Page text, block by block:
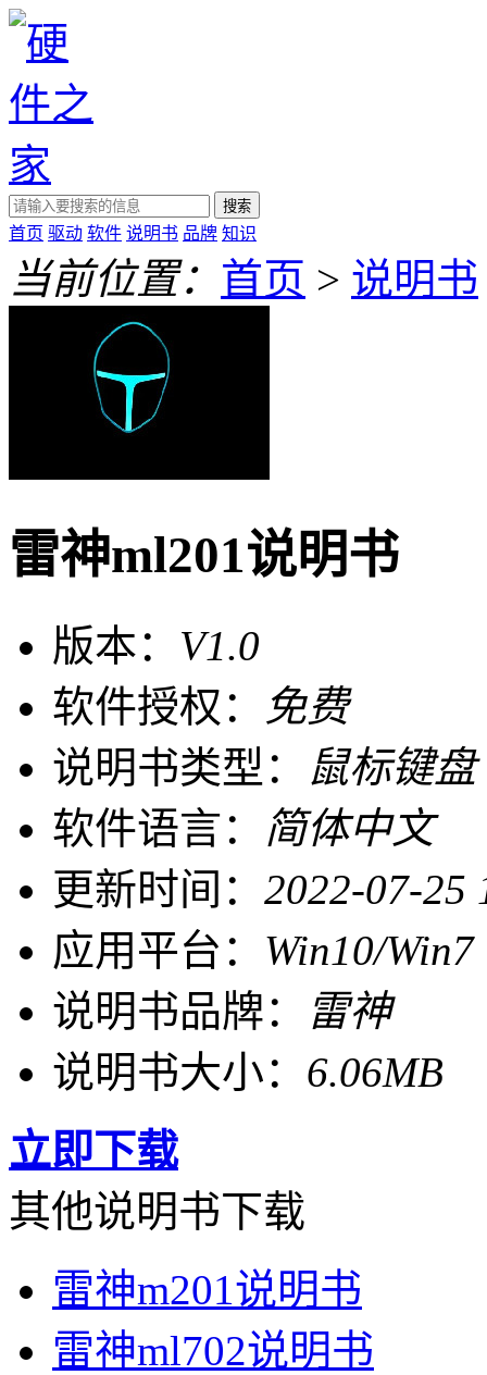
搜索
首页 驱动 软件 说明书 品牌 知识
当前位置： 首页 > 说明书
雷神ml201说明书
版本： V1.0
软件授权：
免费
说明书类型：
鼠标键盘
软件语言： 简体中文
更新时间： 2022-07-25
应用平台： Win10/Win7
说明书品牌：
雷神
说明书大小： 6.06MB
立即下载
其他说明书下载
雷神m201说明书
雷神ml702说明书